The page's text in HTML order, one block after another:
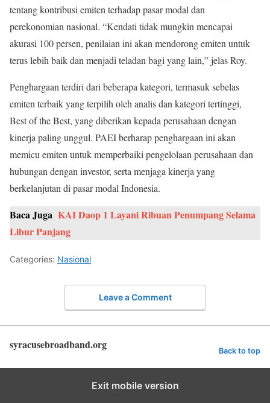
tentang kontribusi emiten terhadap pasar modal dan
perekonomian nasional. “Kendati tidak mungkin mencapai
akurasi 100 persen, penilaian ini akan mendorong emiten untuk
terus lebih baik dan menjadi teladan bagi yang lain,” jelas Roy.
Penghargaan terdiri dari beberapa kategori, termasuk sebelas
emiten terbaik yang terpilih oleh analis dan kategori tertinggi,
Best of the Best, yang diberikan kepada perusahaan dengan
kinerja paling unggul. PAEI berharap penghargaan ini akan
memicu emiten untuk memperbaiki pengelolaan perusahaan dan
hubungan dengan investor, serta menjaga kinerja yang
berkelanjutan di pasar modal Indonesia.
Baca Juga KAI Daop 1 Layani Ribuan Penumpang Selama
Libur Panjang
Categories: Nasional
Leave a Comment
syracusebroadband.org Back to top
Exit mobile version